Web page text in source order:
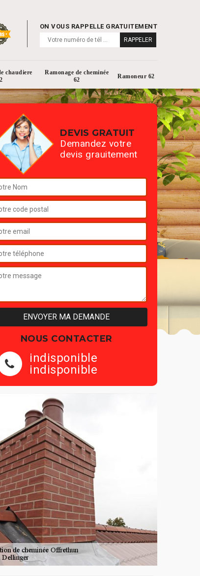
ON VOUS RAPPELLE GRATUITEMENT
chaudiere
Ramonage de cheminée
62
Ramoneur 62
DEVIS GRATUIT
Demandez votre
devis grauitement
NOUS CONTACTER
indisponible
indisponible